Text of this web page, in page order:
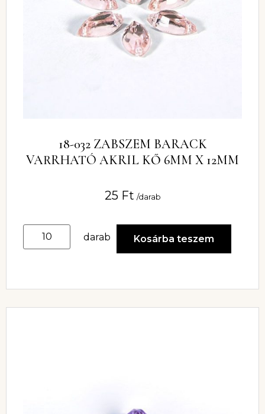
18-032 ZABSZEM BARACK
VARRHATÓ AKRIL KŐ 6MM X 12MM
25 Ft /darab
darab Kosárba teszem